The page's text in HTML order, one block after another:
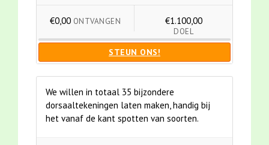
€0,00 ONTVANGEN €1.100,00
DOEL
STEUN ONS!
We willen in totaal 35 bijzondere
dorsaaltekeningen laten maken, handig bij
het vanaf de kant spotten van soorten.